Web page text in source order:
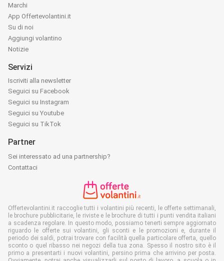
Marchi
App Offertevolantini.it
Su di noi
Aggiungi volantino
Notizie
Servizi
Iscriviti alla newsletter
Seguici su Facebook
Seguici su Instagram
Seguici su Youtube
Seguici su TikTok
Partner
Sei interessato ad una partnership?
Contattaci
Offertevolantini.it raccoglie tutti i volantini più recenti, le offerte settimanali,
le brochure pubblicitarie, le riviste e le brochure di tutti i punti vendita italiani
a scadenza regolare. In questo modo, possiamo tenerti sempre aggiornato
riguardo le offerte sui volantini, gli sconti e le promozioni e, durante il
periodo dei saldi, potrai trovare con facilità quella particolare offerta, quello
sconto o quel ribasso nei negozi della tua zona. Spesso il nostro sito è il
primo a presentarti i nuovi volantini, persino prima che arrivino per posta.